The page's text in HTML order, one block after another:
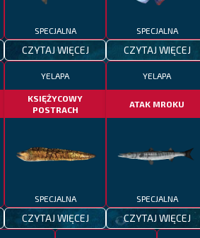
SPECJALNA
CZYTAJ WIĘCEJ
SPECJALNA
CZYTAJ WIĘCEJ
YELAPA
KSIĘŻYCOWY
POSTRACH
SPECJALNA
CZYTAJ WIĘCEJ
YELAPA
ATAK MROKU
SPECJALNA
CZYTAJ WIĘCEJ